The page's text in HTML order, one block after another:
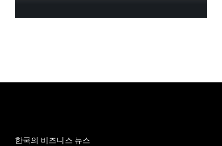
한국의 비즈니스 뉴스